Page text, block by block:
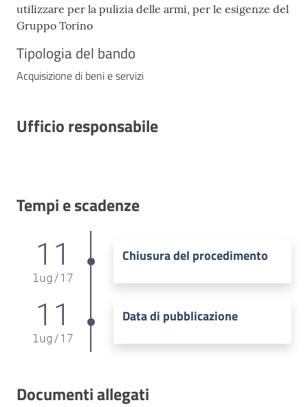
utilizzare per la pulizia delle armi, per le esigenze del
Gruppo Torino
Tipologia del bando
Acquisizione di beni e servizi
Ufficio responsabile
Tempi e scadenze
11
lug /17
Chiusura del procedimento
11
lug /17
Data di pubblicazione
Documenti allegati